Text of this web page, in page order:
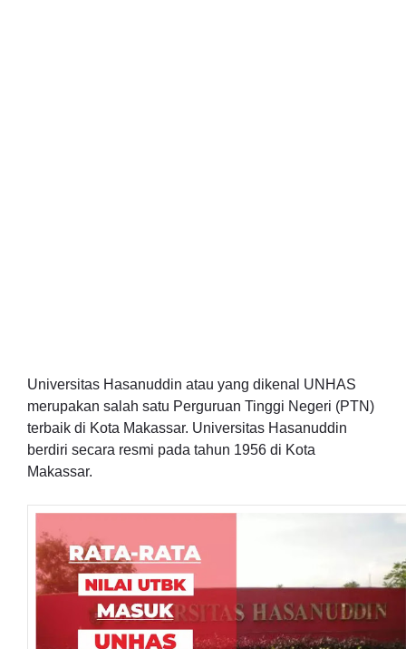
Universitas Hasanuddin atau yang dikenal UNHAS
merupakan salah satu Perguruan Tinggi Negeri (PTN)
terbaik di Kota Makassar. Universitas Hasanuddin
berdiri secara resmi pada tahun 1956 di Kota
Makassar.